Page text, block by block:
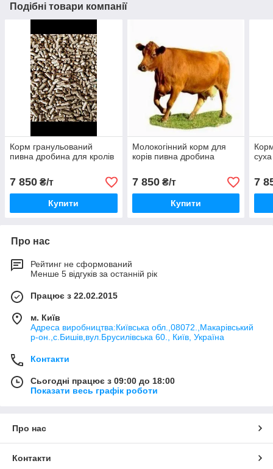
Подібні товари компанії
Корм гранульований
пивна дробина для кролів
7 850 ₴/т
Купити
Молокогінний корм для
корів пивна дробина
7 850₴/т
Купити
7
Про нас
Рейтинг не сформований
Менше 5 відгуків за останній рік
Працює з 22.02.2015
м. Київ
Адреса виробництва:Київська обл.,08072.,Макарівський
р-он.,с.Бишів,вул.Брусилівська 60., Київ, Україна
Контакти
Сьогодні працює з 09:00 до 18:00
Показати весь графік роботи
Про нас
Контакти